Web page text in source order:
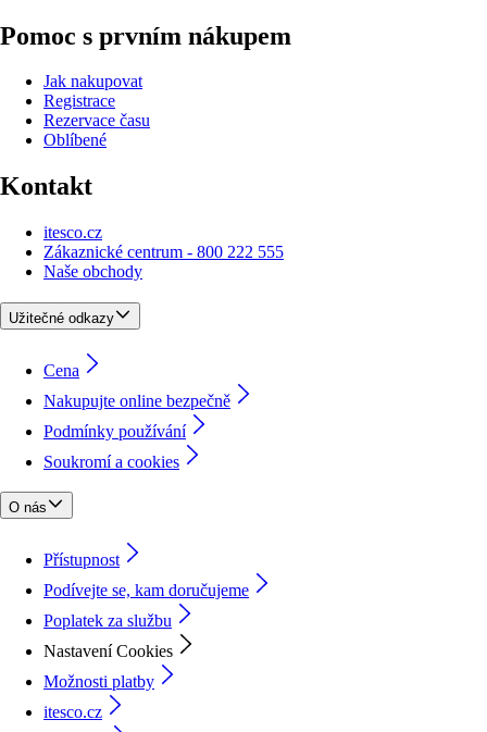
Pomoc s prvním nákupem
Jak nakupovat
Registrace
Rezervace času
Oblíbené
Kontakt
itesco.cz
Zákaznické centrum - 800 222 555
Naše obchody
Užitečné odkazy
Cena
Nakupujte online bezpečně
Podmínky používání
Soukromí a cookies
O nás
Přístupnost
Podívejte se, kam doručujeme
Poplatek za službu
Nastavení Cookies
Možnosti platby
itesco.cz